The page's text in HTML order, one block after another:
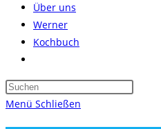
Über uns
Werner
Kochbuch
umschalten
Press
Menü Schließen